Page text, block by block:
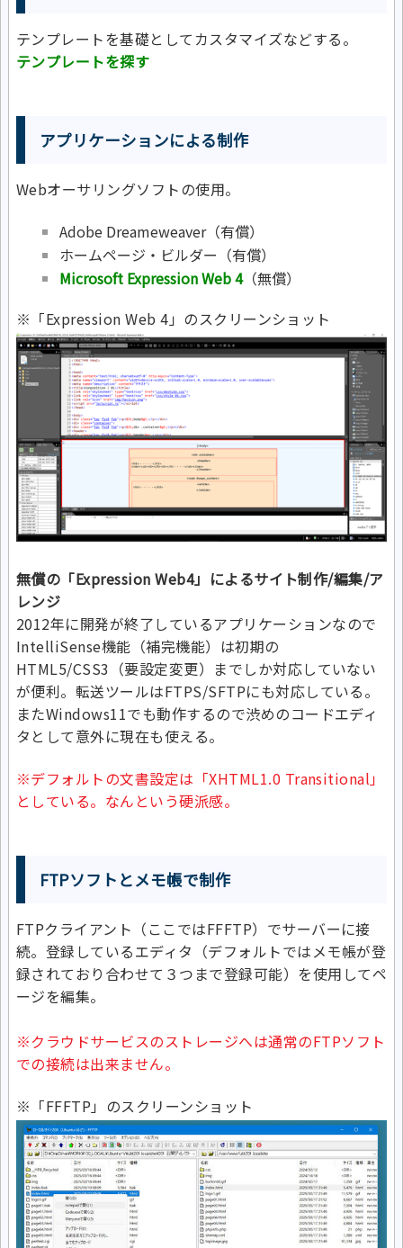
テンプレートを基礎としてカスタマイズなどする。
テンプレートを探す
アプリケーションによる制作
Webオーサリングソフトの使用。
Adobe Dreameweaver（有償）
ホームページ・ビルダー（有償）
Microsoft Expression Web 4（無償）
※「Expression Web 4」のスクリーンショット
無償の「Expression Web4」によるサイト制作/編集/ア
レンジ
2012年に開発が終了しているアプリケーションなので
IntelliSense機能（補完機能）は初期の
HTML5/CSS3（要設定変更）までしか対応していない
が便利。転送ツールはFTPS/SFTPにも対応している。
またWindows11でも動作するので渋めのコードエディ
タとして意外に現在も使える。
※デフォルトの文書設定は「XHTML1.0 Transitional」
としている。なんという硬派感。
FTPソフトとメモ帳で制作
FTPクライアント（ここではFFFTP）でサーバーに接
続。登録しているエディタ（デフォルトではメモ帳が登
録されており合わせて３つまで登録可能）を使用してペ
ージを編集。
※クラウドサービスのストレージへは通常のFTPソフト
での接続は出来ません。
※「FFFTP」のスクリーンショット